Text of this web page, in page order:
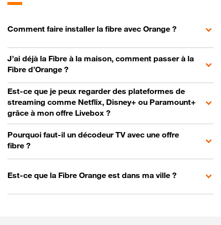
Comment faire installer la fibre avec Orange ?
J’ai déjà la Fibre à la maison, comment passer à la
Fibre d’Orange ?
Est-ce que je peux regarder des plateformes de
streaming comme Netflix, Disney+ ou Paramount+
grâce à mon offre Livebox ?
Pourquoi faut-il un décodeur TV avec une offre
fibre ?
Est-ce que la Fibre Orange est dans ma ville ?